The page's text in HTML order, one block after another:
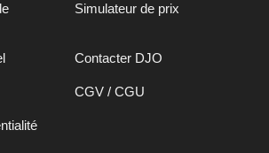
Simulateur de prix
Contacter DJO
CGV / CGU